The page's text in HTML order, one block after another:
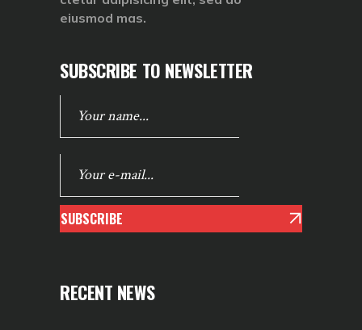
eiusmod mas.
SUBSCRIBE TO NEWSLETTER
SUBSCRIBE
RECENT NEWS